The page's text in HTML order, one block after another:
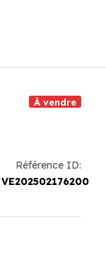
À vendre
Référence ID:
VE202502176200